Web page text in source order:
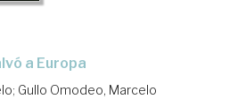
a Europa
; Gullo Omodeo, Marcelo